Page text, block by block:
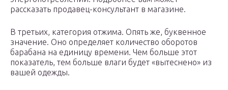
рассказать продавец-консультант в магазине.
В третьих, категория отжима. Опять же, буквенное
значение. Оно определяет количество оборотов
барабана на единицу времени. Чем больше этот
показатель, тем больше влаги будет «вытеснено» из
вашей одежды.